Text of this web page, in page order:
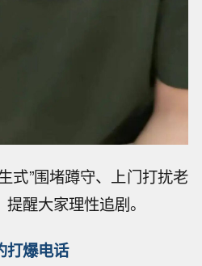
式”围堵蹲守、上门打扰老
醒大家理性追剧。
打爆电话